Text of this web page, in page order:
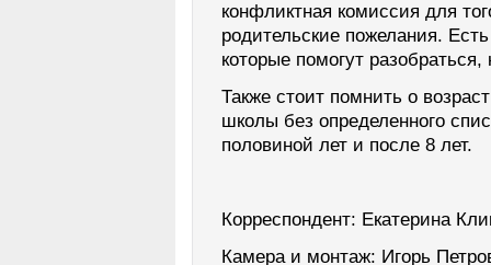
конфликтная комиссия для
родительские пожелания.
которые помогут
Также стоит помнить о
школы без определенного
половиной лет и после 8 лет.
Корреспондент: Екатерина
Камера и монтаж: Игорь